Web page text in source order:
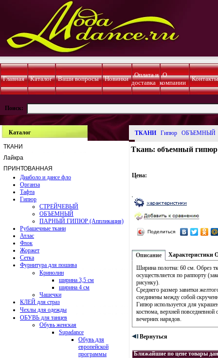
Главная Каталог Ваши вопросы Новинки
Оплата и
доставка
О
компании
Контакты
Поиск:
Каталог
ТКАНИ
Лайкра
ПРИНТОВАННАЯ
Диаболо и дансе фло
Органза
Тафта
Гипюр
СТРЕЙЧЕВЫЙ
ОБЪЕМНЫЙ
ПАРНЫЙ ГИПЮР (Аппликация)
Рубашечные ткани
Атлас
Флок
Жоржет
Сетка
Фурнитура для пошива
Кринолин
ширина 3,5 см
ширина 4 см
Чашечки
КЛЕЙ для страз
Чехлы для одежды
ОБУВЬ для танцев
Обувь женская
Supadance
Обувь для
европейской
программы
ТКАНИ Гипюр ОБЪЕМНЫЙ
Ткань: объемный
Цена:
Поделиться
Описание Характеристики
Ширина полотна: 60 см. Обрез
осуществляется по раппорту
рисунку).
Среднего размер завитки
соединены между собой
Гипюр используется для
костюма, верхней повседневной
вечерних нарядов.
Вернуться
Ближайшие по цене товары